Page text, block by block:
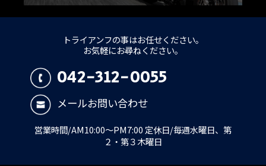
トライアンフの事はお任せください。
お気軽にお尋ねください。
042-312-0055
メールお問い合わせ
営業時間/AM10:00～PM7:00 定休日/毎週水曜日、第
２・第３木曜日